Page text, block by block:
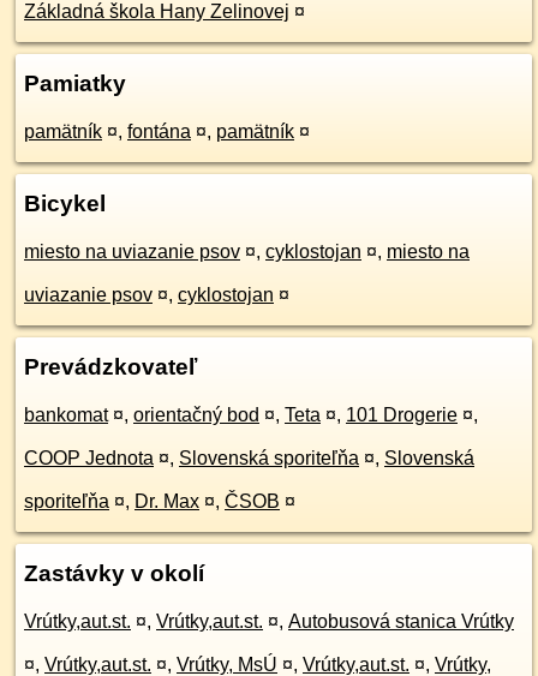
Základná škola Hany Zelinovej ¤
Pamiatky
pamätník ¤, fontána ¤, pamätník ¤
Bicykel
miesto na uviazanie psov ¤, cyklostojan ¤, miesto na
uviazanie psov ¤, cyklostojan ¤
Prevádzkovateľ
bankomat ¤, orientačný bod ¤, Teta ¤, 101 Drogerie ¤,
COOP Jednota ¤, Slovenská sporiteľňa ¤, Slovenská
sporiteľňa ¤, Dr. Max ¤, ČSOB ¤
Zastávky v okolí
Vrútky,aut.st. ¤, Vrútky,aut.st. ¤, Autobusová stanica Vrútky
¤, Vrútky,aut.st. ¤, Vrútky, MsÚ ¤, Vrútky,aut.st. ¤, Vrútky,